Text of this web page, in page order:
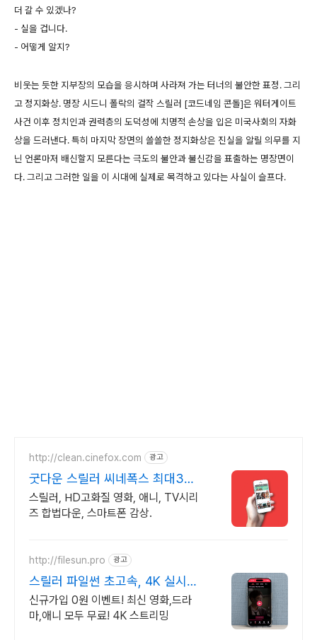
더 갈 수 있겠나?
- 실을 겁니다.
- 어떻게 알지?
비웃는 듯한 지부장의 모습을 응시하며 사라져 가는 터너의 불안한 표정. 그리
고 정지화상. 명장 시드니 폴락의 걸작 스릴러 [코드네임 콘돌]은 워터게이트
사건 이후 정치인과 권력층의 도덕성에 치명적 손상을 입은 미국사회의 자화
상을 드러낸다. 특히 마지막 장면의 쓸쓸한 정지화상은 진실을 알릴 의무를 지
닌 언론마저 배신할지 모른다는 극도의 불안과 불신감을 표출하는 명장면이
다. 그리고 그러한 일을 이 시대에 실제로 목격하고 있다는 사실이 슬프다.
http://clean.cinefox.com 광고
굿다운 스릴러 씨네폭스 최대3만
원+10%추가적립
스릴러, HD고화질 영화, 애니, TV시리
즈 합법다운, 스마트폰 감상.
http://filesun.pro 광고
스릴러 파일썬 초고속, 4K 실시간
보기!
신규가입 0원 이벤트! 최신 영화,드라
마,애니 모두 무료! 4K 스트리밍